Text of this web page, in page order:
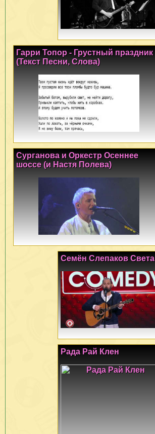
Гарри Топор - Грустный праздник
(Текст Песни, Слова)
Сурганова и Оркестр Осеннее
шоссе (и Настя Полева)
Семён Слепаков Света
Рада Рай Клен